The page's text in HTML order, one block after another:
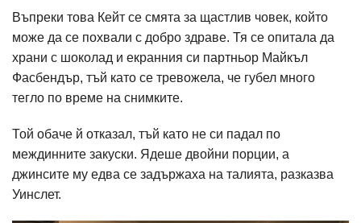
Въпреки това Кейт се смята за щастлив човек, който
може да се похвали с добро здраве. Тя се опитала да
храни с шоколад и екранния си партньор Майкъл
Фасбендър, тъй като се тревожела, че губел много
тегло по време на снимките.
Той обаче й отказал, тъй като не си падал по
междинните закуски. Ядеше двойни порции, а
джинсите му едва се задържаха на талията, разказва
Уинслет.